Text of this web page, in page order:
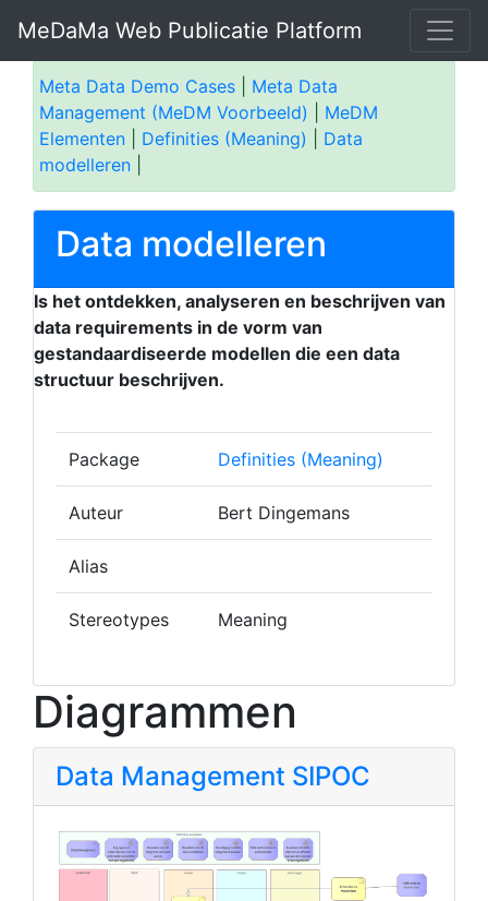
MeDaMa Web Publicatie Platform
Meta Data Demo Cases
Meta Data
Management (MeDM Voorbeeld)
MeDM
Elementen
Definities (Meaning)
Data
modelleren
Data modelleren
Is het ontdekken, analyseren en beschrijven van
data requirements in de vorm van
gestandaardiseerde modellen die een data
structuur beschrijven.
Package Definities (Meaning)
Auteur Bert Dingemans
Alias
Stereotypes Meaning
Diagrammen
Data Management SIPOC